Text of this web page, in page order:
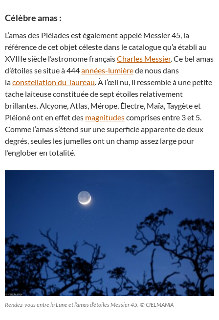
Célèbre amas :
L’amas des Pléiades est également appelé Messier 45, la
référence de cet objet céleste dans le catalogue qu’a établi au
XVIIIe siècle l’astronome françaisCharles Messier. Ce bel amas
d’étoiles se situe à 444années-lumièrede nous dans
laconstellation du Taureau. À l’œil nu, il ressemble à une petite
tache laiteuse constituée de sept étoiles relativement
brillantes. Alcyone, Atlas, Mérope, Électre, Maïa, Taygète et
Pléioné ont en effet des magnitudescomprises entre 3 et 5.
Comme l’amas s’étend sur une superficie apparente de deux
degrés, seules les jumelles ont un champ assez large pour
l’englober en totalité.
Rendez-vous entre la Lune et l’amas d’étoiles Messier 45. © CIELMANIA